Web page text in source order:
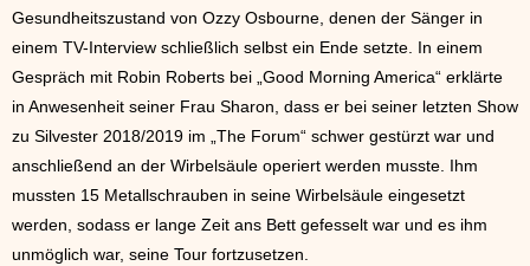
Gesundheitszustand von Ozzy Osbourne, denen der Sänger in
einem TV-Interview schließlich selbst ein Ende setzte. In einem
Gespräch mit Robin Roberts bei „Good Morning America“ erklärte
in Anwesenheit seiner Frau Sharon, dass er bei seiner letzten Show
zu Silvester 2018/2019 im „The Forum“ schwer gestürzt war und
anschließend an der Wirbelsäule operiert werden musste. Ihm
mussten 15 Metallschrauben in seine Wirbelsäule eingesetzt
werden, sodass er lange Zeit ans Bett gefesselt war und es ihm
unmöglich war, seine Tour fortzusetzen.